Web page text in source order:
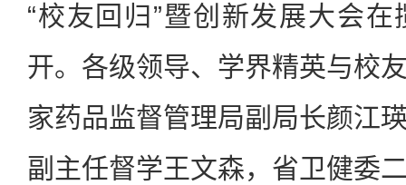
“校友回归”暨创新发展大会
开。各级领导、学界精英与校
家药品监督管理局副局长颜江
副主任督学王文森，省卫健委